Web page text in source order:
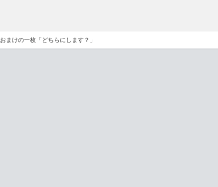
おまけの一枚「どちらにします？」